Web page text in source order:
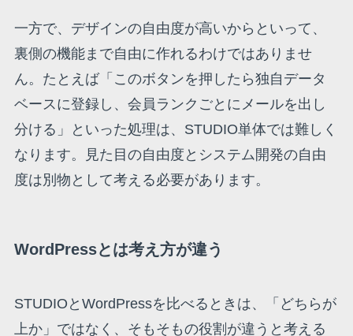
一方で、デザインの自由度が高いからといって、
裏側の機能まで自由に作れるわけではありませ
ん。たとえば「このボタンを押したら独自データ
ベースに登録し、会員ランクごとにメールを出し
分ける」といった処理は、STUDIO単体では難しく
なります。見た目の自由度とシステム開発の自由
度は別物として考える必要があります。
WordPressとは考え方が違う
STUDIOとWordPressを比べるときは、「どちらが
上か」ではなく、そもそもの役割が違うと考える